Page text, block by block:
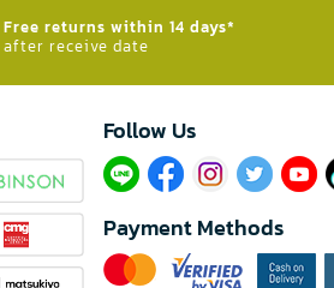
Free returns within 14 days*
after receive date
Follow Us​
Payment Methods